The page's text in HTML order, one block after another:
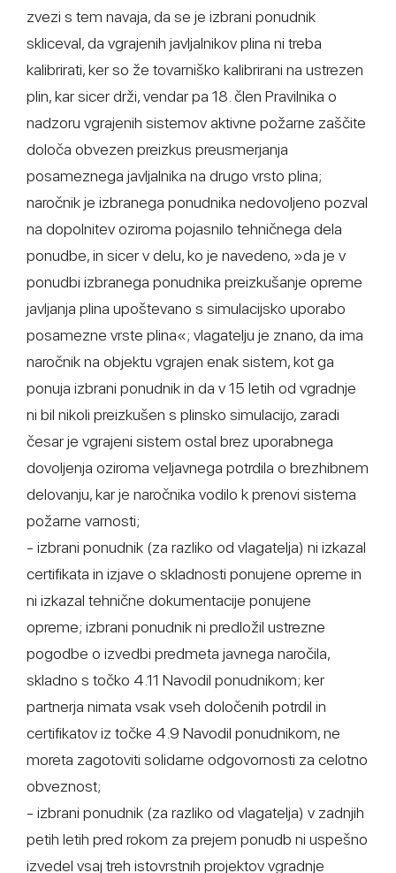
zvezi s tem navaja, da se je izbrani ponudnik
skliceval, da vgrajenih javljalnikov plina ni treba
kalibrirati, ker so že tovarniško kalibrirani na ustrezen
plin, kar sicer drži, vendar pa 18. člen Pravilnika o
nadzoru vgrajenih sistemov aktivne požarne zaščite
določa obvezen preizkus preusmerjanja
posameznega javljalnika na drugo vrsto plina;
naročnik je izbranega ponudnika nedovoljeno pozval
na dopolnitev oziroma pojasnilo tehničnega dela
ponudbe, in sicer v delu, ko je navedeno, »da je v
ponudbi izbranega ponudnika preizkušanje opreme
javljanja plina upoštevano s simulacijsko uporabo
posamezne vrste plina«; vlagatelju je znano, da ima
naročnik na objektu vgrajen enak sistem, kot ga
ponuja izbrani ponudnik in da v 15 letih od vgradnje
ni bil nikoli preizkušen s plinsko simulacijo, zaradi
česar je vgrajeni sistem ostal brez uporabnega
dovoljenja oziroma veljavnega potrdila o brezhibnem
delovanju, kar je naročnika vodilo k prenovi sistema
požarne varnosti;
- izbrani ponudnik (za razliko od vlagatelja) ni izkazal
certifikata in izjave o skladnosti ponujene opreme in
ni izkazal tehnične dokumentacije ponujene
opreme; izbrani ponudnik ni predložil ustrezne
pogodbe o izvedbi predmeta javnega naročila,
skladno s točko 4.11 Navodil ponudnikom; ker
partnerja nimata vsak vseh določenih potrdil in
certifikatov iz točke 4.9 Navodil ponudnikom, ne
moreta zagotoviti solidarne odgovornosti za celotno
obveznost;
- izbrani ponudnik (za razliko od vlagatelja) v zadnjih
petih letih pred rokom za prejem ponudb ni uspešno
izvedel vsaj treh istovrstnih projektov vgradnje